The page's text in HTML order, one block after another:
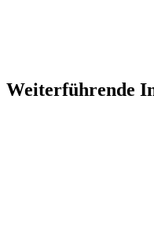
Weiterführende